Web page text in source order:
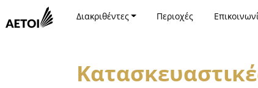
Διακριθέντες Περιοχές